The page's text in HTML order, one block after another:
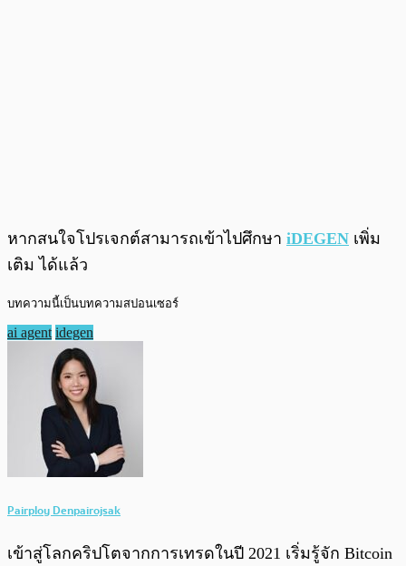
หากสนใจโปรเจกต์สามารถเข้าไปศึกษา iDEGEN เพิ่ม
เติม ได้แล้ว
บทความนี้เป็นบทความสปอนเซอร์
ai agent idegen
Pairploy Denpairojsak
เข้าสู่โลกคริปโตจากการเทรดในปี 2021 เริ่มรู้จัก Bitcoin